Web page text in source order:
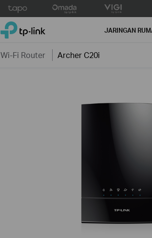
TP-Link, Reliably Smart JARINGAN
Wi-Fi Router Archer C20i